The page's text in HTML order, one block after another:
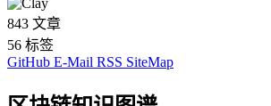
843 文章
56 标签
GitHub E-Mail RSS SiteMap